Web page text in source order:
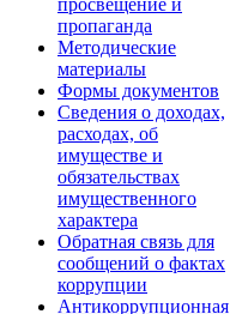
пропаганда
Методические
материалы
Формы документов
Сведения о доходах,
расходах, об
имуществе и
обязательствах
имущественного
характера
Обратная связь для
сообщений о фактах
коррупции
Антикоррупционная